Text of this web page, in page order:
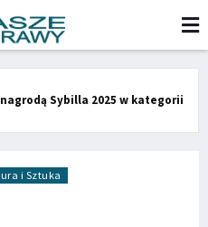
Sybilla 2025 w kategorii
i Sztuka